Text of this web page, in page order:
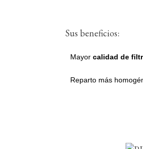
Sus beneficios:
Mayorcalidad de
Reparto más